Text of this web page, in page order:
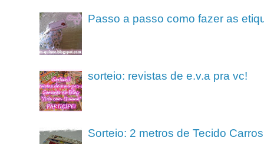
Passo a passo como fazer as
sorteio: revistas de e.v.a pra vc!
Sorteio: 2 metros de Tecido Carros